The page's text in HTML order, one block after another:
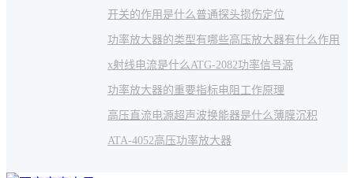
开关的作用是什么普通探头损伤定位
功率放大器的类型有哪些高压放大器有什么作用
x射线 电流是什么ATG-2082功率信号源
功率放大器的重要指标电阻工作原理
高压直流电源超声波换能器是什么薄膜沉积
ATA-4052高压功率放大器